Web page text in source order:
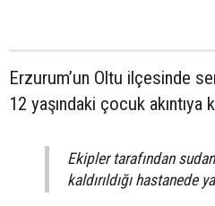
Erzurum’un Oltu ilçesinde
12 yaşındaki çocuk akıntıya
Ekipler tarafından
kaldırıldığı hastanede